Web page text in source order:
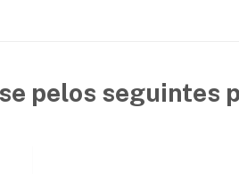
pelos seguintes